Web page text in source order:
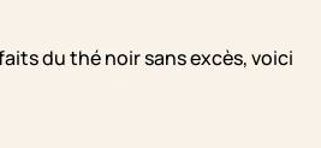
du thé noir sans excès, voici